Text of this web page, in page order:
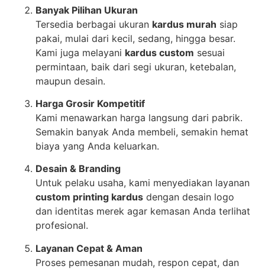
Banyak Pilihan Ukuran
Tersedia berbagai ukuran kardus murah siap
pakai, mulai dari kecil, sedang, hingga besar.
Kami juga melayani kardus custom sesuai
permintaan, baik dari segi ukuran, ketebalan,
maupun desain.
Harga Grosir Kompetitif
Kami menawarkan harga langsung dari pabrik.
Semakin banyak Anda membeli, semakin hemat
biaya yang Anda keluarkan.
Desain & Branding
Untuk pelaku usaha, kami menyediakan layanan
custom printing kardus dengan desain logo
dan identitas merek agar kemasan Anda terlihat
profesional.
Layanan Cepat & Aman
Proses pemesanan mudah, respon cepat, dan